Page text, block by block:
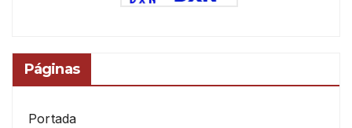
Páginas
Portada